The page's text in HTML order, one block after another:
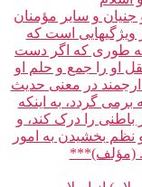
ویژگی‏هایی است که
طوری که اگر دست
او را جمع و حلم او
در معنی حدیث
گردد، به اینکه
را درک کند، و
نظم بخشیدن به امور
(مؤلف)***